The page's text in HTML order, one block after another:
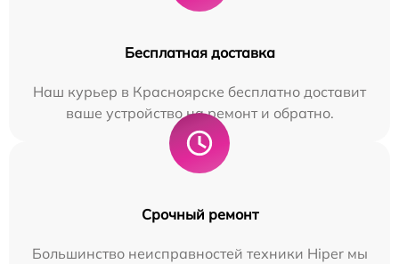
Бесплатная доставка
Наш курьер в Красноярске бесплатно доставит
ваше устройство на ремонт и обратно.
Срочный ремонт
Большинство неисправностей техники Hiper мы